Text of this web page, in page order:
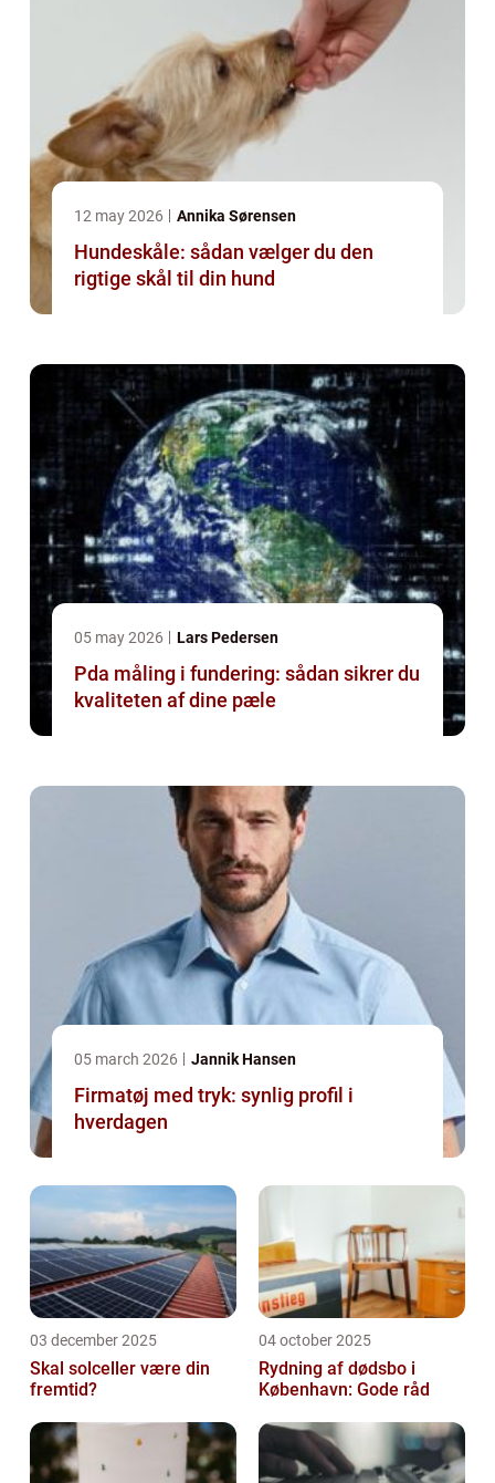
12 may 2026 Annika Sørensen
Hundeskåle: sådan vælger du den
rigtige skål til din hund
05 may 2026 Lars Pedersen
Pda måling i fundering: sådan sikrer du
kvaliteten af dine pæle
05 march 2026 Jannik Hansen
Firmatøj med tryk: synlig profil i
hverdagen
03 december 2025
Skal solceller være din
fremtid?
04 october 2025
Rydning af dødsbo i
København: Gode råd